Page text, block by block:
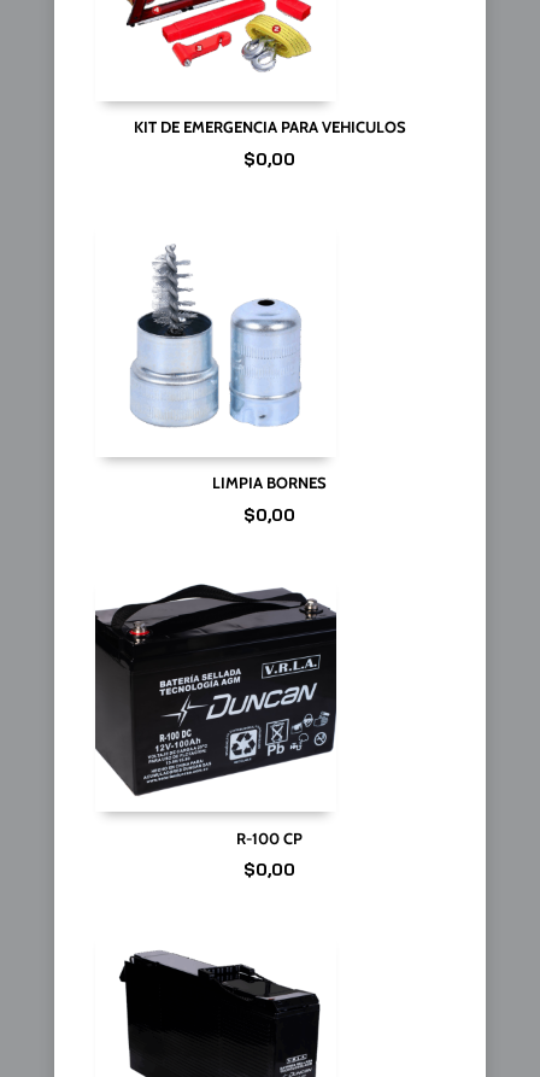
KIT DE EMERGENCIA PARA VEHICULOS
$0,00
LIMPIA BORNES
$0,00
R-100 CP
$0,00